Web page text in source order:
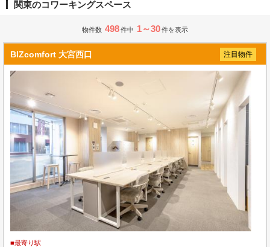
関東のコワーキングスペース
物件数 498件中 1～30件を表示
BIZcomfort 大宮西口 注目物件
■最寄り駅